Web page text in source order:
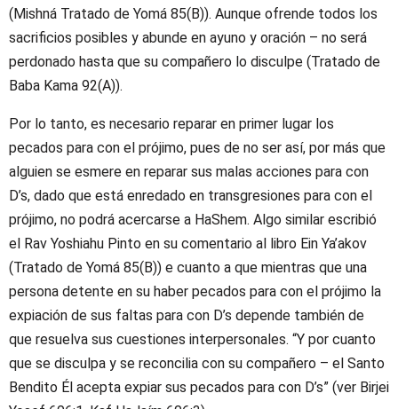
(Mishná Tratado de Yomá 85(B)). Aunque ofrende todos los
sacrificios posibles y abunde en ayuno y oración – no será
perdonado hasta que su compañero lo disculpe (Tratado de
Baba Kama 92(A)).
Por lo tanto, es necesario reparar en primer lugar los
pecados para con el prójimo, pues de no ser así, por más que
alguien se esmere en reparar sus malas acciones para con
D’s, dado que está enredado en transgresiones para con el
prójimo, no podrá acercarse a HaShem. Algo similar escribió
el Rav Yoshiahu Pinto en su comentario al libro Ein Ya’akov
(Tratado de Yomá 85(B)) e cuanto a que mientras que una
persona detente en su haber pecados para con el prójimo la
expiación de sus faltas para con D’s depende también de
que resuelva sus cuestiones interpersonales. “Y por cuanto
que se disculpa y se reconcilia con su compañero – el Santo
Bendito Él acepta expiar sus pecados para con D’s” (ver Birjei